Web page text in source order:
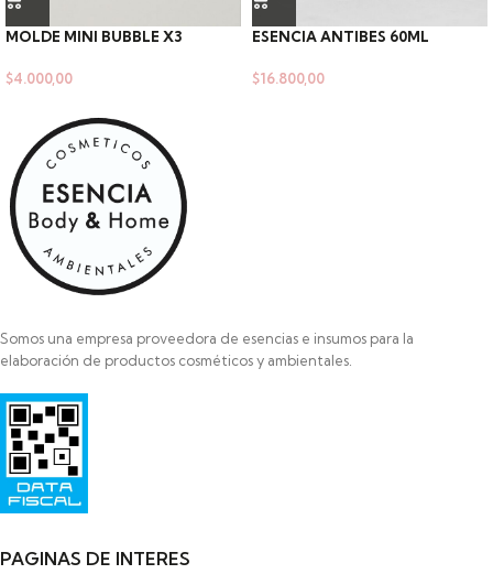
MOLDE MINI BUBBLE X3
$4.000,00
ESENCIA ANTIBES 60ML
$16.800,00
Somos una empresa proveedora de esencias e insumos para la
elaboración de productos cosméticos y ambientales.
PAGINAS DE INTERES